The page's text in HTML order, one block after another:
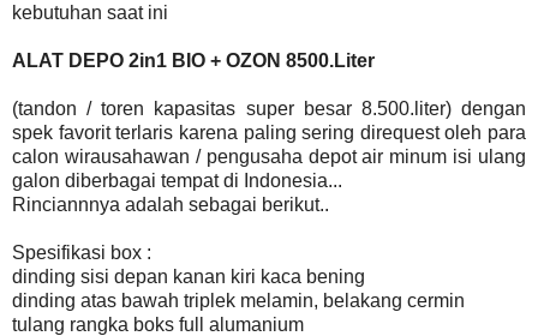
kebutuhan saat ini
ALAT DEPO 2in1 BIO + OZON 8500.Liter
(tandon / toren kapasitas super besar 8.500.liter) dengan
spek favorit terlaris karena paling sering direquest oleh para
calon wirausahawan / pengusaha depot air minum isi ulang
galon diberbagai tempat di Indonesia...
Rinciannnya adalah sebagai berikut..
Spesifikasi box :
dinding sisi depan kanan kiri kaca bening
dinding atas bawah triplek melamin, belakang cermin
tulang rangka boks full alumanium